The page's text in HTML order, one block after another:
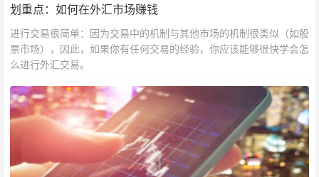
划重点：如何在外汇市场赚钱
进行交易很简单：因为交易中的机制与其他市场的机制很类似（如股
票市场），因此，如果你有任何交易的经验，你应该能够很快学会怎
么进行外汇交易。